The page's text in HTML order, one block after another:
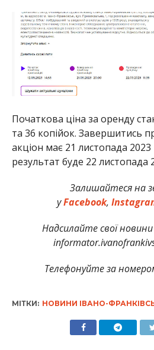
Початкова ціна за оренду
та 36 копійок. Завершитись
акціон має 21 листопада
результат буде 22 листопада
Залишайтеся на
уFacebook,
Надсилайте свої
Телефонуйте за
МІТКИ: НОВИНИ ІВАНО-